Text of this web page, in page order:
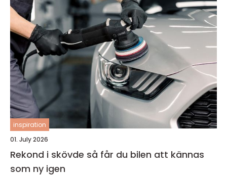
inspiration
01. July 2026
Rekond i skövde så får du bilen att kännas
som ny igen